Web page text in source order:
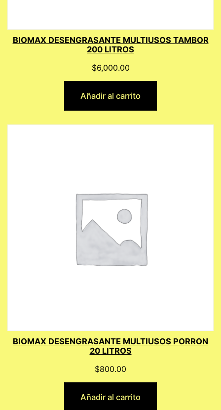
BIOMAX DESENGRASANTE MULTIUSOS TAMBOR
200 LITROS
$6,000.00
Añadir al carrito
BIOMAX DESENGRASANTE MULTIUSOS PORRON
20 LITROS
$800.00
Añadir al carrito